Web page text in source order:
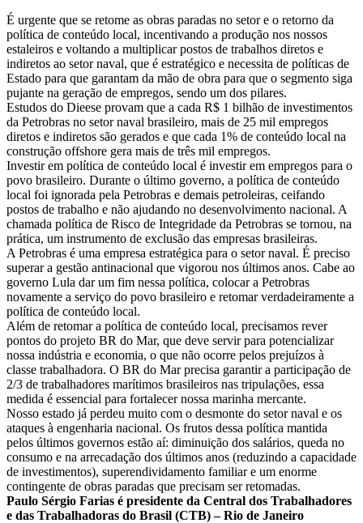
É urgente que se retome as obras paradas no setor e o retorno da
política de conteúdo local, incentivando a produção nos nossos
estaleiros e voltando a multiplicar postos de trabalhos diretos e
indiretos ao setor naval, que é estratégico e necessita de políticas de
Estado para que garantam da mão de obra para que o segmento siga
pujante na geração de empregos, sendo um dos pilares.
Estudos do Dieese provam que a cada R$ 1 bilhão de investimentos
da Petrobras no setor naval brasileiro, mais de 25 mil empregos
diretos e indiretos são gerados e que cada 1% de conteúdo local na
construção offshore gera mais de três mil empregos.
Investir em política de conteúdo local é investir em empregos para o
povo brasileiro. Durante o último governo, a política de conteúdo
local foi ignorada pela Petrobras e demais petroleiras, ceifando
postos de trabalho e não ajudando no desenvolvimento nacional. A
chamada política de Risco de Integridade da Petrobras se tornou, na
prática, um instrumento de exclusão das empresas brasileiras.
A Petrobras é uma empresa estratégica para o setor naval. É preciso
superar a gestão antinacional que vigorou nos últimos anos. Cabe ao
governo Lula dar um fim nessa política, colocar a Petrobras
novamente a serviço do povo brasileiro e retomar verdadeiramente a
política de conteúdo local.
Além de retomar a política de conteúdo local, precisamos rever
pontos do projeto BR do Mar, que deve servir para potencializar
nossa indústria e economia, o que não ocorre pelos prejuízos à
classe trabalhadora. O BR do Mar precisa garantir a participação de
2/3 de trabalhadores marítimos brasileiros nas tripulações, essa
medida é essencial para fortalecer nossa marinha mercante.
Nosso estado já perdeu muito com o desmonte do setor naval e os
ataques à engenharia nacional. Os frutos dessa política mantida
pelos últimos governos estão aí: diminuição dos salários, queda no
consumo e na arrecadação dos últimos anos (reduzindo a capacidade
de investimentos), superendividamento familiar e um enorme
contingente de obras paradas que precisam ser retomadas.
Paulo Sérgio Farias é presidente da Central dos Trabalhadores
e das Trabalhadoras do Brasil (CTB) – Rio de Janeiro